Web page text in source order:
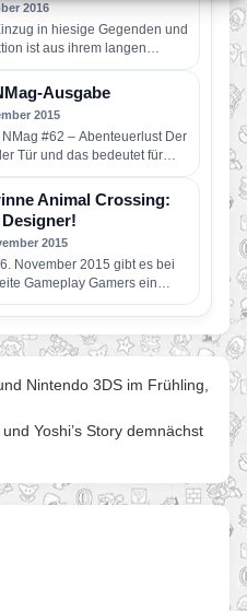
2016
in hiesige Gegenden und
ist aus ihrem langen
Um sich…
Ausgabe
2015
#62 – Abenteuerlust Der
Tür und das bedeutet für
reichlich…
Animal Crossing:
2015
November 2015 gibt es bei
Gameplay Gamers ein
Nintendo 3DS im Frühling,
Yoshi’s Story demnächst